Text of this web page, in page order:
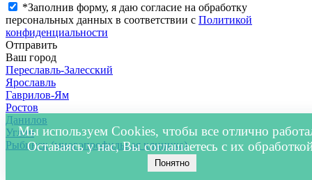
Мы используем Cookies, чтобы все отлично
Оставаясь у нас, Вы соглашаетесь с их
Понятно
*Заполнив форму, я даю согласие на обработку
персональных данных в соответствии с Политикой
конфиденциальности
Отправить
Ваш город
Переславль-Залесский
Ярославль
Гаврилов-Ям
Ростов
Данилов
Углич
Рыбинск (многопрофильная клиника)